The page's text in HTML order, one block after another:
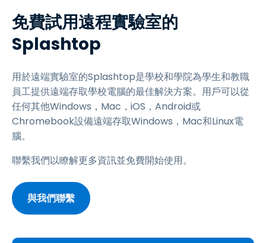
免費試用遠程實驗室的
Splashtop
用於遠端實驗室的Splashtop是學校和學院為學生和教職
員工提供遠端存取學校電腦的最佳解決方案。用戶可以從
任何其他Windows，Mac，iOS，Android或
Chromebook設備遠端存取Windows，Mac和Linux電
腦。
聯繫我們以瞭解更多資訊並免費開始使用。
與我們聯繫